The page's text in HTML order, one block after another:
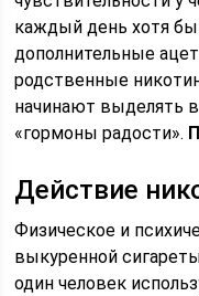
каждый день хотя бы
дополнительные
родственные
начинают выделять
«гормоны радости».
Действие
Физическое и
выкуренной
один человек